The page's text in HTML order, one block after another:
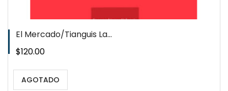
El Mercado/tianguis La...
Precio
$120.00
AGOTADO